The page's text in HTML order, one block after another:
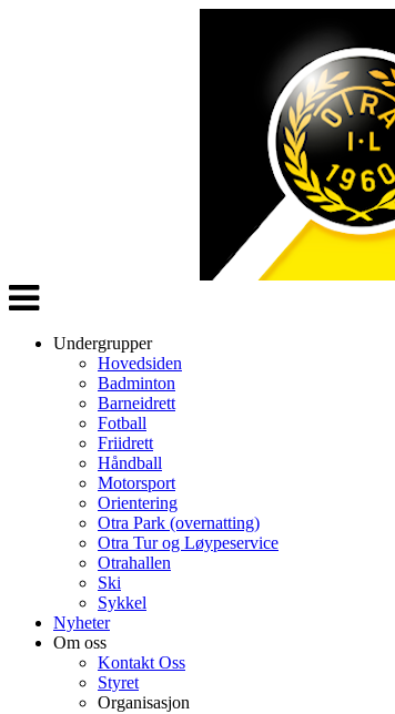
Veksle
navigasjon
Undergrupper
Hovedsiden
Badminton
Barneidrett
Fotball
Friidrett
Håndball
Motorsport
Orientering
Otra Park (overnatting)
Otra Tur og Løypeservice
Otrahallen
Ski
Sykkel
Nyheter
Om oss
Kontakt Oss
Styret
Organisasjon